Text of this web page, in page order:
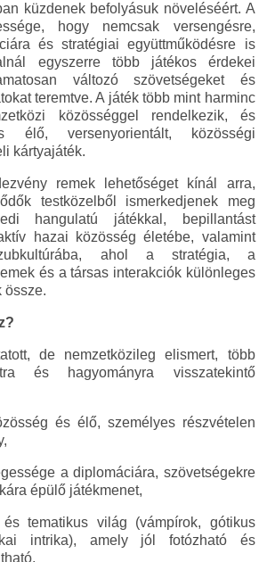
küzdenek befolyásuk növeléséért. A
hogy nemcsak versengésre,
és stratégiai együttműködésre is
egyszerre több játékos érdekei
változó szövetségeket és
teremtve. A játék több mint harminc
közösséggel rendelkezik, és
élő, versenyorientált, közösségi
kártyajáték.
remek lehetőséget kínál arra,
testközelből ismerkedjenek meg
hangulatú játékkal, bepillantást
hazai közösség életébe, valamint
ahol a stratégia, a
és a társas interakciók különleges
össze.
de nemzetközileg elismert, több
és hagyományra visszatekintő
és élő, személyes részvételen
a diplomáciára, szövetségekre
épülő játékmenet,
tematikus világ (vámpírok, gótikus
intrika), amely jól fotózható és